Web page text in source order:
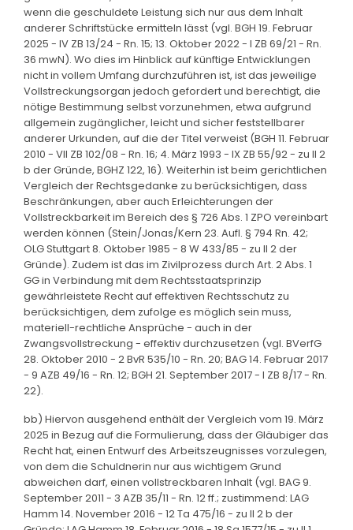
wenn die geschuldete Leistung sich nur aus dem Inhalt
anderer Schriftstücke ermitteln lässt (vgl. BGH 19. Februar
2025 - IV ZB 13/24 - Rn. 15; 13. Oktober 2022 - I ZB 69/21 - Rn.
36 mwN). Wo dies im Hinblick auf künftige Entwicklungen
nicht in vollem Umfang durchzuführen ist, ist das jeweilige
Vollstreckungsorgan jedoch gefordert und berechtigt, die
nötige Bestimmung selbst vorzunehmen, etwa aufgrund
allgemein zugänglicher, leicht und sicher feststellbarer
anderer Urkunden, auf die der Titel verweist (BGH 11. Februar
2010 - VII ZB 102/08 - Rn. 16; 4. März 1993 - IX ZB 55/92 - zu II 2
b der Gründe, BGHZ 122, 16). Weiterhin ist beim gerichtlichen
Vergleich der Rechtsgedanke zu berücksichtigen, dass
Beschränkungen, aber auch Erleichterungen der
Vollstreckbarkeit im Bereich des § 726 Abs. 1 ZPO vereinbart
werden können (Stein/Jonas/Kern 23. Aufl. § 794 Rn. 42;
OLG Stuttgart 8. Oktober 1985 - 8 W 433/85 - zu II 2 der
Gründe). Zudem ist das im Zivilprozess durch Art. 2 Abs. 1
GG in Verbindung mit dem Rechtsstaatsprinzip
gewährleistete Recht auf effektiven Rechtsschutz zu
berücksichtigen, dem zufolge es möglich sein muss,
materiell-rechtliche Ansprüche - auch in der
Zwangsvollstreckung - effektiv durchzusetzen (vgl. BVerfG
28. Oktober 2010 - 2 BvR 535/10 - Rn. 20; BAG 14. Februar 2017
- 9 AZB 49/16 - Rn. 12; BGH 21. September 2017 - I ZB 8/17 - Rn.
22).
bb) Hiervon ausgehend enthält der Vergleich vom 19. März
2025 in Bezug auf die Formulierung, dass der Gläubiger das
Recht hat, einen Entwurf des Arbeitszeugnisses vorzulegen,
von dem die Schuldnerin nur aus wichtigem Grund
abweichen darf, einen vollstreckbaren Inhalt (vgl. BAG 9.
September 2011 - 3 AZB 35/11 - Rn. 12 ff.; zustimmend: LAG
Hamm 14. November 2016 - 12 Ta 475/16 - zu II 2 b der